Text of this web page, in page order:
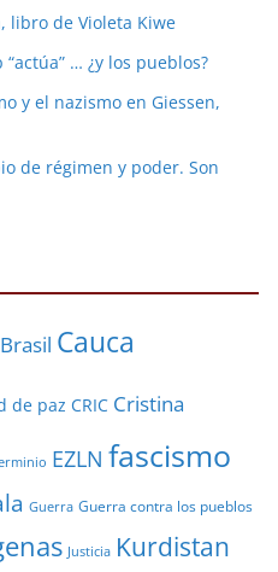
libro de Violeta Kiwe
… ¿y los pueblos?
y el nazismo en Giessen,
de régimen y poder. Son
Brasil Cauca
de paz CRIC Cristina
EZLN fascismo
Guerra Guerra contra los pueblos
Justicia Kurdistan